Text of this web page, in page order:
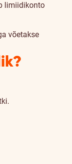
limiidikonto
võetakse